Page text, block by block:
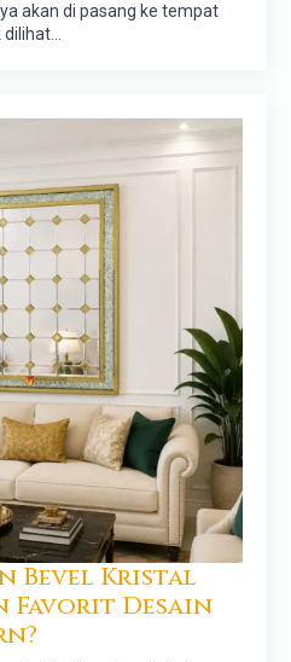
akan di pasang ke tempat
Bevel Kristal
Favorit Desain